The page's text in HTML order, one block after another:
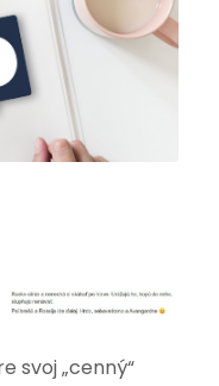
svoj „cenný“